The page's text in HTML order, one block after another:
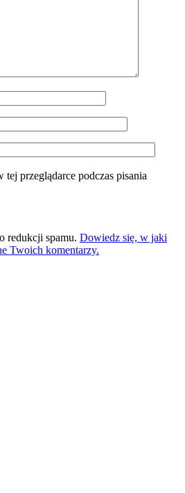
tej przeglądarce podczas pisania
redukcji spamu. Dowiedz się, w jaki
Twoich komentarzy.